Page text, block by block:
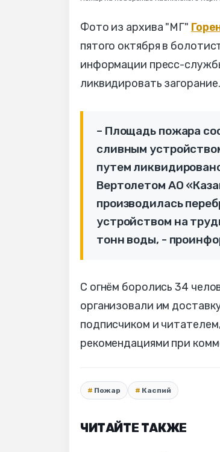
Фото из архива "МГ"
пятого октября в
информации пресс-
ликвидировать
– Площадь пожара
сливным
путем
Вертолетом АО
производилась
устройством на
тонн воды, -
С огнём боролись 34
организовали им
подписчиком и
рекомендациями при
Пожар Каспий
ЧИТАЙТЕ ТАКЖЕ